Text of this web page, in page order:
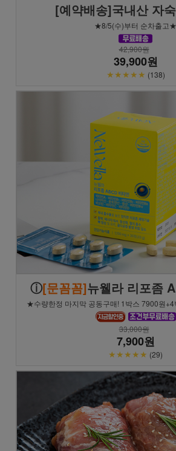
[예약배송]국내산 자
★8/5(수)부터 순차출고★
42,900원
39,900원
★★★★★ (138)
ⓘ[문꼼꼼]뉴웰라 리포좀
★수량한정 마지막 공동구매! 1박스 7900원+4
33,000원
7,900원
★★★★★ (29)